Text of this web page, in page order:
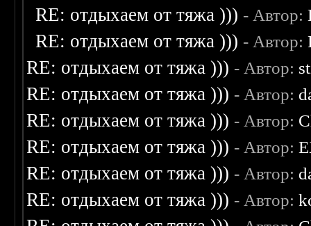
RE: отдыхаем от тяжа ))) - Автор:
RE: отдыхаем от тяжа ))) - Автор:
RE: отдыхаем от тяжа ))) - Автор:
RE: отдыхаем от тяжа ))) - Автор:
RE: отдыхаем от тяжа ))) - Автор:
RE: отдыхаем от тяжа ))) - Автор:
RE: отдыхаем от тяжа ))) - Автор:
RE: отдыхаем от тяжа ))) - Автор: